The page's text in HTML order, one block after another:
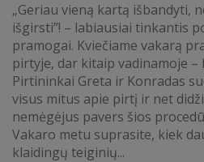
„Geriau vieną kartą išbandyti,
išgirsti”! – labiausiai tinkantis
pramogai. Kviečiame vakarą
pirtyje, dar kitaip vadinamoje
Pirtininkai Greta ir Konradas
visus mitus apie pirtį ir net
nemėgėjus pavers šios
Vakaro metu suprasite, kiek
klaidingų teiginių...